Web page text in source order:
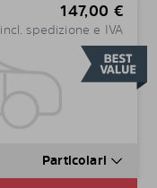
147,00 €
incl. spedizione e IVA
Particolari